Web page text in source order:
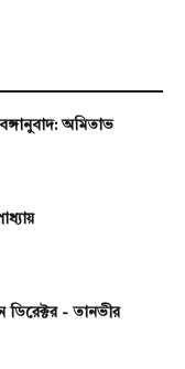
অমিতাভ
ডিরেক্টর - তানভীর